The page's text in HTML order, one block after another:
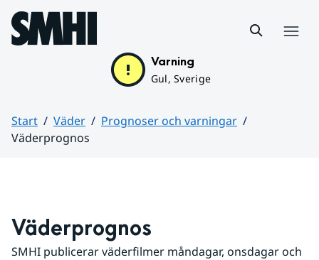
Hoppa till sidans innehåll
Varning
Gul, Sverige
Start Väder
Prognoser och varningar
Väderprognos
Väderprognos
SMHI publicerar väderfilmer måndagar, onsdagar och